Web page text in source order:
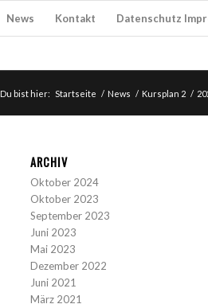
News Kontakt Datenschutz
Du bist hier: Startseite / News / Kursplan 2 /
ARCHIV
Oktober 2024
Oktober 2023
September 2023
Juni 2023
Mai 2023
Dezember 2022
Juni 2021
März 2021